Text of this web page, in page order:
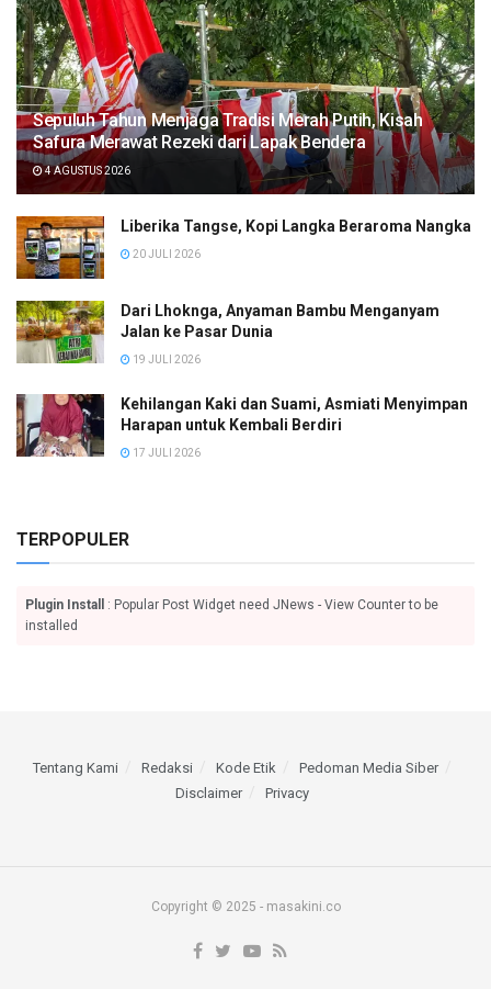
Sepuluh Tahun Menjaga Tradisi Merah Putih, Kisah
Safura Merawat Rezeki dari Lapak Bendera
4 AGUSTUS 2026
Liberika Tangse, Kopi Langka Beraroma Nangka
20 JULI 2026
Dari Lhoknga, Anyaman Bambu Menganyam
Jalan ke Pasar Dunia
19 JULI 2026
Kehilangan Kaki dan Suami, Asmiati Menyimpan
Harapan untuk Kembali Berdiri
17 JULI 2026
TERPOPULER
Plugin Install
: Popular Post Widget need JNews - View Counter to be
installed
Tentang Kami Redaksi Kode Etik
Pedoman Media Siber
Disclaimer
Privacy
Copyright © 2025 - masakini.co